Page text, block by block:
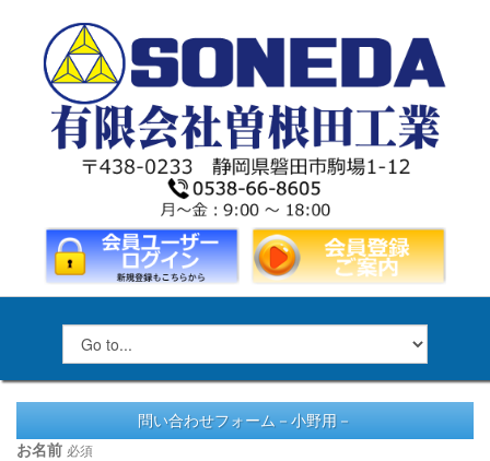
問い合わせフォーム－小野用－
お名前 必須